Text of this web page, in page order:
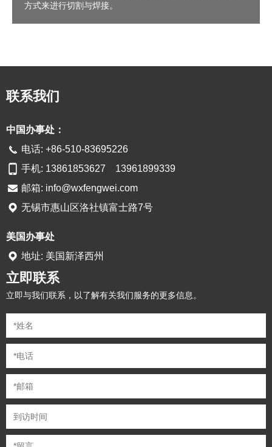
方式来进行切割与焊接。
联系我们
中国办事处：
电话: +86-510-83695226
手机: 13861853627 13961899339
邮箱: info@wxfengwei.com
无锡市惠山区洛社镇富士路7号
美国办事处
地址: 美国新泽西州
立即联系
立即与我们联系，以了解有关我们服务的更多信息。